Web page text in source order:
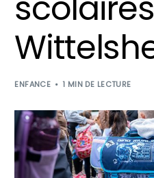
ENFANCE 1 MIN DE LECTURE